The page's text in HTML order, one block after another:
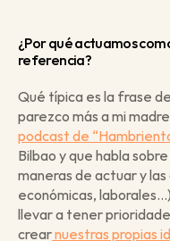
¿Por qué actuamos
referencia?
Qué típica es la frase
podcast de
Bilbao y que habla sobre
maneras de actuar y
económicas,
llevar a tener
crear nuestras propias